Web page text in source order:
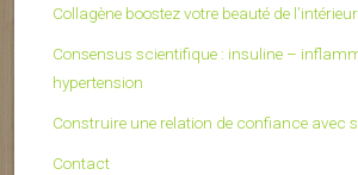
Collagène boostez votre beauté de l’intérieur
Consensus scientifique : insuline –
hypertension
Construire une relation de confiance avec
Contact